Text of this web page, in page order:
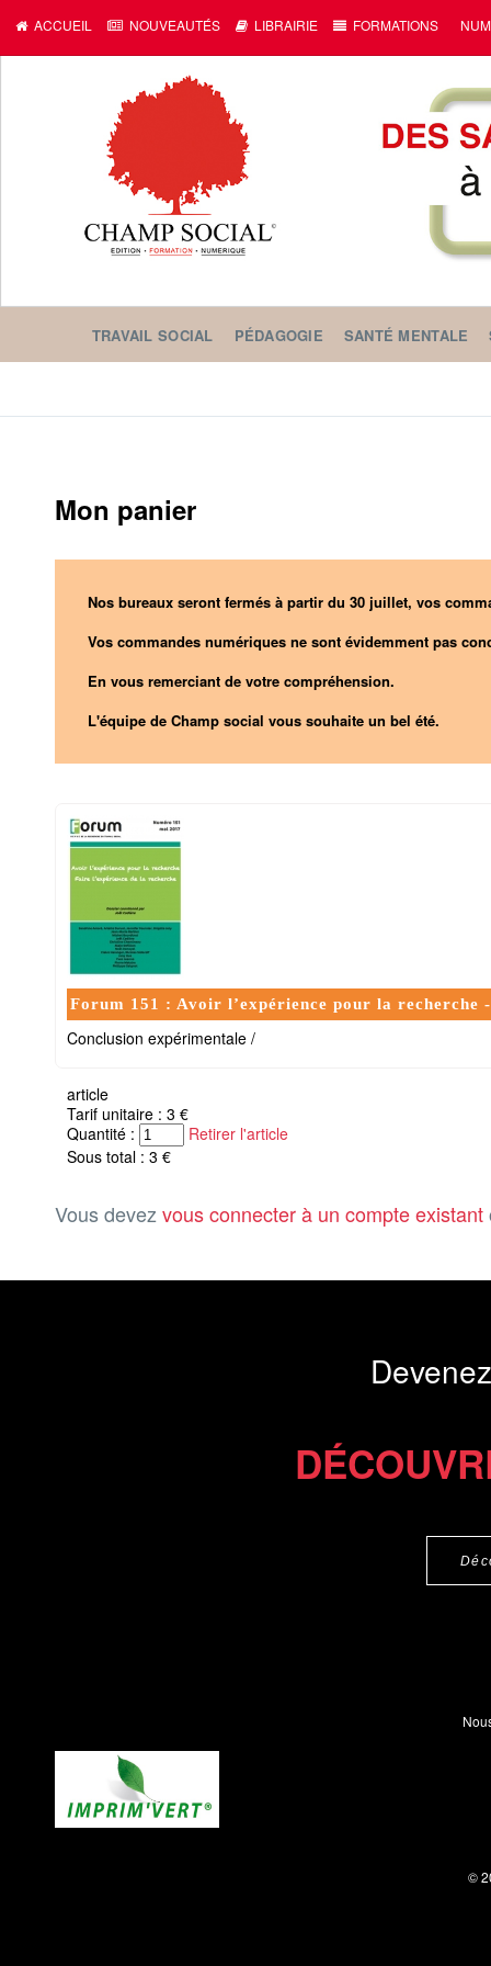
ACCUEIL NOUVEAUTÉS LIBRAIRIE FORMATIONS
TRAVAIL SOCIAL PÉDAGOGIE SANTÉ MENTALE
Mon panier
Nos bureaux seront fermés à partir du 30 juillet, vos
Vos commandes numériques ne sont évidemment pas
En vous remerciant de votre compréhension.
L'équipe de Champ social vous souhaite un bel été.
Forum 151 : Avoir l’expérience pour la recherche
Conclusion expérimentale /
article
Tarif unitaire : 3 €
Quantité :
Retirer l'article
Sous total : 3 €
Vous devez vous connecter à un compte existant
©